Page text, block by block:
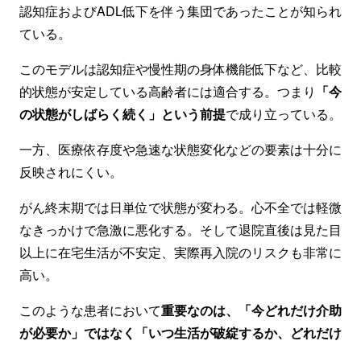
認知症およびADL低下を伴う集団であったことが知られ
ている。
このモデルは認知症や慢性期の身体機能低下など、比較
的状態が安定している高齢者には適合する。つまり 「今
の状態がしばらく続く」という前提で成り立っている。
一方、医療依存度や急速な状態変化などの要素は十分に
反映されにくい。
がん終末期では日単位で状態が変わる。心不全では軽微
なきっかけで急激に悪化する。そして退院直後は見た目
以上に在宅生活が不安定、実際再入院のリスクも非常に
高い。
このような患者において重要なのは、「今どれだけ介助
が必要か」ではなく「いつ生活が破綻するか、どれだけ